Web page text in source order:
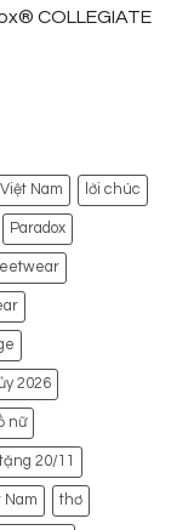
COLLEGIATE
Nam lời chúc
Paradox
2026
nữ
20/11
Nam thơ